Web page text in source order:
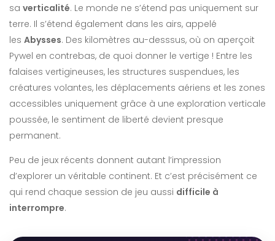
sa verticalité. Le monde ne s’étend pas uniquement sur
terre. Il s’étend également dans les airs, appelé
les Abysses. Des kilomètres au-desssus, où on aperçoit
Pywel en contrebas, de quoi donner le vertige ! Entre les
falaises vertigineuses, les structures suspendues, les
créatures volantes, les déplacements aériens et les zones
accessibles uniquement grâce à une exploration verticale
poussée, le sentiment de liberté devient presque
permanent.
Peu de jeux récents donnent autant l’impression
d’explorer un véritable continent. Et c’est précisément ce
qui rend chaque session de jeu aussi difficile à
interrompre.